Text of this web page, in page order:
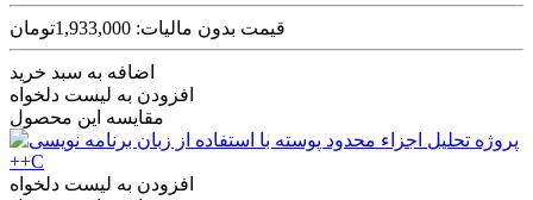
قیمت بدون مالیات: 1,933,000تومان
اضافه به سبد خرید
افزودن به لیست دلخواه
مقایسه این محصول
افزودن به لیست دلخواه